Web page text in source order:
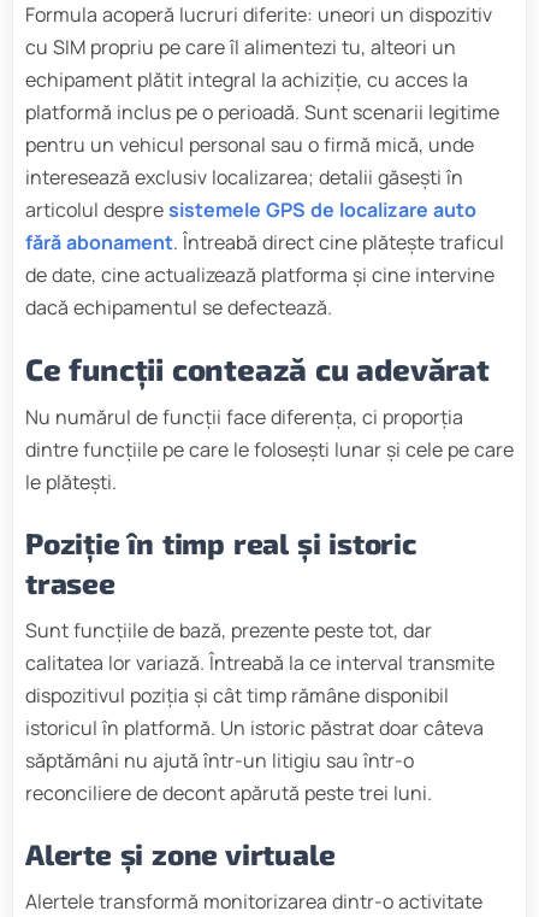
Formula acoperă lucruri diferite: uneori un dispozitiv
cu SIM propriu pe care îl alimentezi tu, alteori un
echipament plătit integral la achiziție, cu acces la
platformă inclus pe o perioadă. Sunt scenarii legitime
pentru un vehicul personal sau o firmă mică, unde
interesează exclusiv localizarea; detalii găsești în
articolul despresistemele GPS de localizare auto
fără abonament. Întreabă direct cine plătește traficul
de date, cine actualizează platforma și cine intervine
dacă echipamentul se defectează.
Ce funcții contează cu adevărat
Nu numărul de funcții face diferența, ci proporția
dintre funcțiile pe care le folosești lunar și cele pe care
le plătești.
Poziție în timp real și istoric
trasee
Sunt funcțiile de bază, prezente peste tot, dar
calitatea lor variază. Întreabă la ce interval transmite
dispozitivul poziția și cât timp rămâne disponibil
istoricul în platformă. Un istoric păstrat doar câteva
săptămâni nu ajută într-un litigiu sau într-o
reconciliere de decont apărută peste trei luni.
Alerte și zone virtuale
Alertele transformă monitorizarea dintr-o activitate